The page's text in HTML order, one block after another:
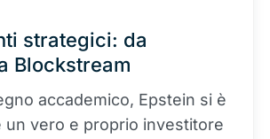
strategici: da
Blockstream
accademico, Epstein si è
un vero e proprio investitore